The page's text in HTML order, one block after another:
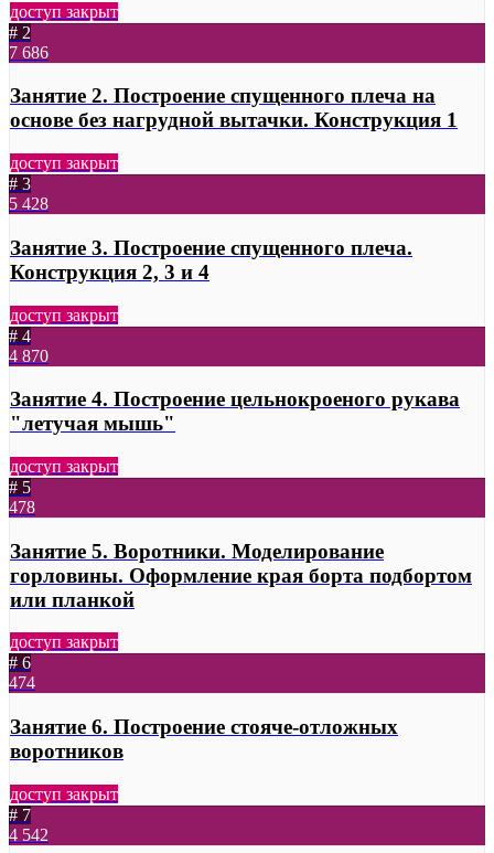
доступ закрыт
# 2
7 686
Занятие 2. Построение спущенного плеча на
основе без нагрудной вытачки. Конструкция 1
доступ закрыт
# 3
5 428
Занятие 3. Построение спущенного плеча.
Конструкция 2, 3 и 4
доступ закрыт
# 4
4 870
Занятие 4. Построение цельнокроеного рукава
"летучая мышь"
доступ закрыт
# 5
478
Занятие 5. Воротники. Моделирование
горловины. Оформление края борта подбортом
или планкой
доступ закрыт
# 6
474
Занятие 6. Построение стояче-отложных
воротников
доступ закрыт
# 7
4 542